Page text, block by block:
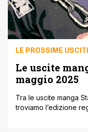
LE PROSSIME
Le uscite
maggio 2025
Tra le uscite manga
troviamo l’edizione